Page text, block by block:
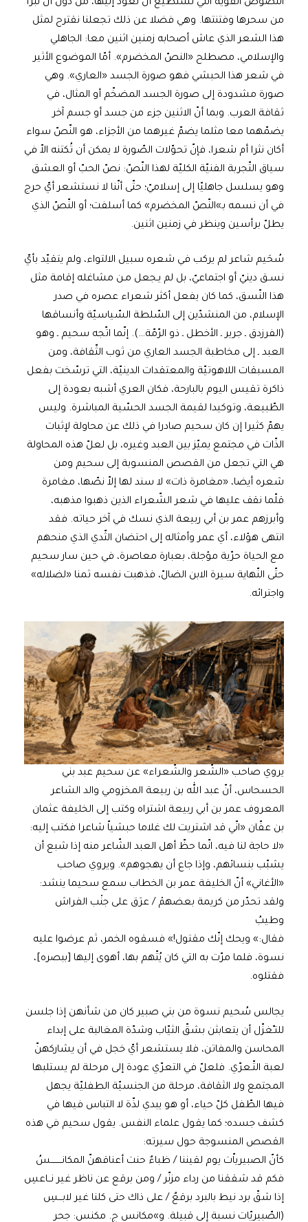
النصوص القويّة التي نستطيع أن نعود إليها، من دون أن نبرأ
من سحرها وفتنتها. وهي فضلا عن ذلك تجعلنا نقترح لمثل
هذا الشعر الذي عاش أصحابه زمنين اثنين معا: الجاهلي
والإسلامي، مصطلح «النصّ المخضرم». أمّا الموضوع الأثير
في شعر هذا الحبشي فهو صورة الجسد «العاري». وهي
صورة مشدودة إلى صورة الجسد المضخّم أو المثال، في
ثقافة العرب. وبما أنّ الاثنين جزء من جسد أو جسم آخر
يضمّهما معا مثلما يضمّ غيرهما من الأجزاء، هو النّصّ سواء
أكان نثرا أم شعرا، فإنّ تحوّلات الصّورة لا يمكن أن تُكتنه الاّ في
سياق التّجربة الفنيّة الكليّة لهذا النّصّ: نصّ الحبّ أو العشق
وهو يسلسل جاهليّا إلى إسلاميّ؛ حتّى أنّنا لا نستشعر أيّ حرج
في أن نسمه بـ»النّصّ المخضرم» كما أسلفت؛ أو النّصّ الذي
يطلّ برأسين وينظر في زمنين اثنين.
سُحَيم شاعر لم يركب في شعره سبيل الالتواء، ولم يتقيّد بأيّ
نسـق دينيّ أو اجتماعيّ، بل لم يـجعل مـن مشاغله إقامة مثل
هذا النّسق، كما كان يفعل أكثر شعراء عصره في صدر
الإسلام، من المنشدّين إلى السّلطة السّياسيّة وأنساقها
(الفرزدق ـ جرير ـ الأخطل ـ ذو الرّمّة…). إنّما اتّجه سحيم ـ وهو
العبد ـ إلى مخاطبة الجسد العاري من ثوب الثّقافة، ومن
المسبقات اللاهوتيّة والمعتقدات الدينيّة، التي ترسّخت بفعل
ذاكرة تقيس اليوم بالبارحة، فكان العري أشبه بعودة إلى
الطّبيعة، وتوكيدا لقيمة الجسد الحسّية المباشرة. وليس
يهمّ كثيرا إن كان سحيم صادرا في ذلك عن محاولة لإثبات
الذّات في مجتمع يميّز بين العبد وغيره، بل لعلّ هذه المحاولة
هي التي تجعل من القصص المنسوبة إلى سحيم ومن
شعره أيضا، «مغامرة ذات» لا سند لها إلاّ نصّها، مغامرة
قلّما نقف عليها في شعر الشّعراء الذين ذهبوا مذهبه،
وأبرزهم عمر بن أبي ربيعة الذي نسك في آخر حياته. فقد
انتهى هؤلاء، أي عمر وأمثاله إلى احتضان الثّدي الذي منحهم
مع الحياة حرّية مؤجلة، بعبارة معاصرة، في حين سار سحيم
حتّى النّهاية سيرة الابن الضالّ، فذهبت نفسه ثمنا «لضلاله»
واجترائه.
يروي صاحب «الشّعر والشّعراء» عن سحيم عبد بني
الحسحاس، أنّ عبد الله بن ربيعة المخزومي والد الشاعر
المعروف عمر بن أبي ربيعة اشتراه وكتب إلى الخليفة عثمان
بن عفّان «انّي قد اشتريت لك غلاما حبشياّ شاعرا فكتب إليه:
«لا حاجة لنا فيه، انّما حظّ أهل العبد الشّاعر منه إذا شبع أن
يشبّب بنسائهم، وإذا جاع أن يهجوهم». ويروي صاحب
«الأغاني» أنّ الخليفة عمر بن الخطاب سمع سحيما ينشد:
ولقد تحدّر من كريمة بعضهمْ / عرَق على جنْب الفراش
وطيبُ
فقال:» ويحك إنّك مقتول!» فسقوه الخمر، ثم عرضوا عليه
نسوة، فلما مرّت به التي كان يُتّهم بها، أهوى إليها [ببصره]،
فقتلوه.
يجالس سُحيم نسوة من بني صبير كان من شأنهن إذا جلسن
للتـّغزّل أن يتعابثن بشقّ الثيّاب وشدّة المغالبة على إبداء
المحاسن والمفاتن، فلا يستشعر أيّ خجل في أن يشاركهنّ
لعبة التّـعرّي. فلعلّ في التعرّي عودة إلى مرحلة لم يستلبها
المجتمع ولا الثقافة، مرحلة من الجنسيّة الطفليّة يجهل
فيها الطّفل كلّ حياء، أو هو يبدي لذّة لا التباس فيها في
كشف جسده؛ كما يقول علماء النفس. يقول سحيم في هذه
القصص المنسوجة حول سيرته:
كأنّ الصبيرياّت يوم لقيننا / ظباءٌ حنت أعناقهنّ المكانــــــــسُ
فكم قد شققنا من رداء مزنّر / ومن برقع عن ناظر غير نــاعسِ
إذا شقّ برد نيط بالبرد برقعٌ / على ذاك حتى كلنا غير لابـــسِ
(الصّبيريّات نسبة إلى قبيلة. و»مكانس ج. مكنس: جحر